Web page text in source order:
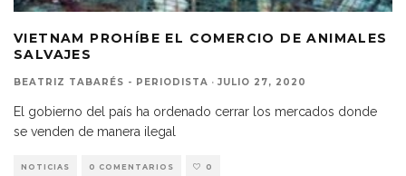
VIETNAM PROHÍBE EL COMERCIO DE ANIMALES
SALVAJES
BEATRIZ TABARÉS - PERIODISTA · JULIO 27, 2020
El gobierno del país ha ordenado cerrar los mercados donde
se venden de manera ilegal
NOTICIAS 0 COMENTARIOS 0